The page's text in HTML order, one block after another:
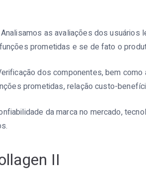
as avaliações dos usuários
prometidas e se de fato o
dos componentes, bem
prometidas, relação custo-
da marca no mercado,
II